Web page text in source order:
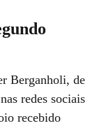
Berganholi, de
redes sociais
recebido